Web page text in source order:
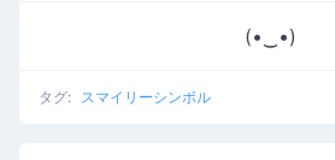
(•‿•)
タグ: スマイリーシンボル